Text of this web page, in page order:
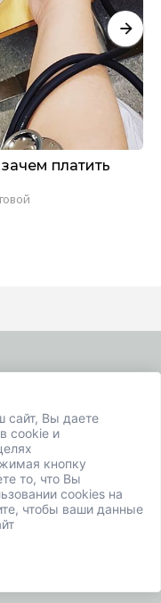
платить
сайт, Вы даете
cookie и
кнопку
то, что Вы
cookies на
чтобы ваши данные